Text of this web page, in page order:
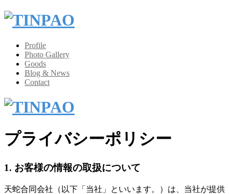
Profile
Photo Gallery
Goods
Blog & News
Contact
プライバシーポリシー
1. お客様の情報の取扱について
天蛇合同会社（以下「当社」といいます。）は、当社が提供